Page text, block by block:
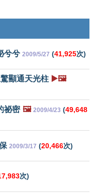
兮兮 2009/5/27 (41,925次)
顯通天光柱 ▶️🖼️
祕密 🖼️ 2009/4/23 (49,648
2009/3/17 (20,466次)
次)